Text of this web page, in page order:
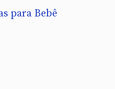
para Bebê